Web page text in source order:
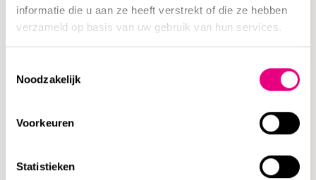
informatie die u aan ze heeft verstrekt of die ze hebben
verzameld op basis van uw gebruik van hun services.
Noodzakelijk
Voorkeuren
Statistieken
over geschillenbeslechting in back-to-back contracten. In
Nederland bijvoorbeeld kunnen onduidelijke verwijzingen
naar arbitrageclausules in het hoofdcontract leiden tot
conflicten over welke instantie bevoegd is om een geschil te
Praktische aanbevelingen
Om back-to-back contracten effectief toe te passen, zijn